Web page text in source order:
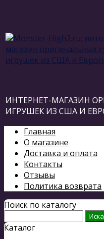
ИНТЕРНЕТ-МАГАЗИН
ИГРУШЕК ИЗ США И
Главная
О магазине
Доставка и оплата
Контакты
Отзывы
Политика возврата
Поиск по каталогу
Каталог